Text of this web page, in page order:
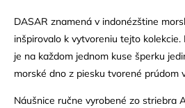
DASAR znamená v indonézštine
inšpirovalo k vytvoreniu tejto kolekcie.
je na každom jednom kuse šperku
morské dno z piesku tvorené prúdom
Náušnice ručne vyrobené zo striebra